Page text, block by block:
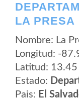
LA PRESA
Nombre: La
Longitud: -
Latitud: 13.45
Estado:
Pais: El